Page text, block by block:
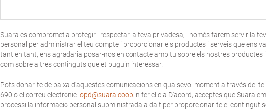
Suara es compromet a protegir i respectar la teva privadesa, i només farem servir la
personal per administrar el teu compte i proporcionar els productes i serveis que ens
tant en tant, ens agradaria posar-nos en contacte amb tu sobre els nostres productes i
com sobre altres continguts que et puguin interessar.
Pots donar-te de baixa d'aquestes comunicacions en qualsevol moment a través del
690 o el correu electrònic lopd@suara.coop . n fer clic a D'acord, acceptes que Suara
processi la informació personal subministrada a dalt per proporcionar-te el contingut